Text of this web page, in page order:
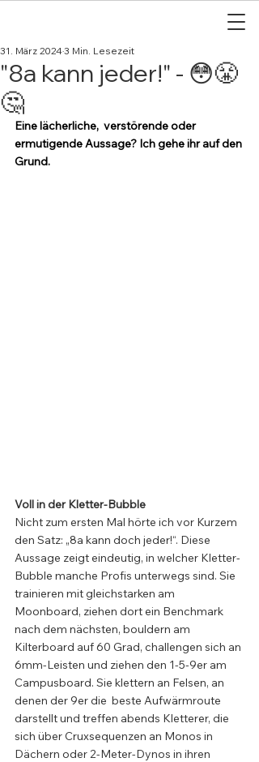
"8a kann jeder!" - 😳😤
🤔
31. März 20243 Min. Lesezeit
Eine lächerliche,  verstörende oder
ermutigende Aussage? Ich gehe ihr auf den
Grund.
Voll in der Kletter-Bubble
Nicht zum ersten Mal hörte ich vor Kurzem
den Satz: „8a kann doch jeder!“. Diese
Aussage zeigt eindeutig, in welcher Kletter-
Bubble manche Profis unterwegs sind. Sie
trainieren mit gleichstarken am
Moonboard, ziehen dort ein Benchmark
nach dem nächsten, bouldern am
Kilterboard auf 60 Grad, challengen sich an
6mm-Leisten und ziehen den 1-5-9er am
Campusboard. Sie klettern an Felsen, an
denen der 9er die  beste Aufwärmroute
darstellt und treffen abends Kletterer, die
sich über Cruxsequenzen an Monos in
Dächern oder 2-Meter-Dynos in ihren